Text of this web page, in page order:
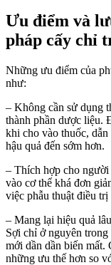
Ưu điểm và
pháp cấy chỉ
Những ưu điểm của
như:
– Không cần sử dụng
thành phần dược liệu.
khi cho vào thuốc,
hậu quả đến sớm hơn.
– Thích hợp cho
vào cơ thể khá đơn
việc phẫu thuật điều trị
– Mang lại hiệu quả
Sợi chỉ ở nguyên
mới dần dần biến mất.
những ưu thế hơn so